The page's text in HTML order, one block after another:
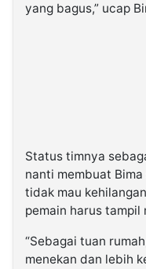
yang bagus,” ucap
Status timnya
nanti membuat
tidak mau
pemain harus tampil
“Sebagai tuan
menekan dan lebih